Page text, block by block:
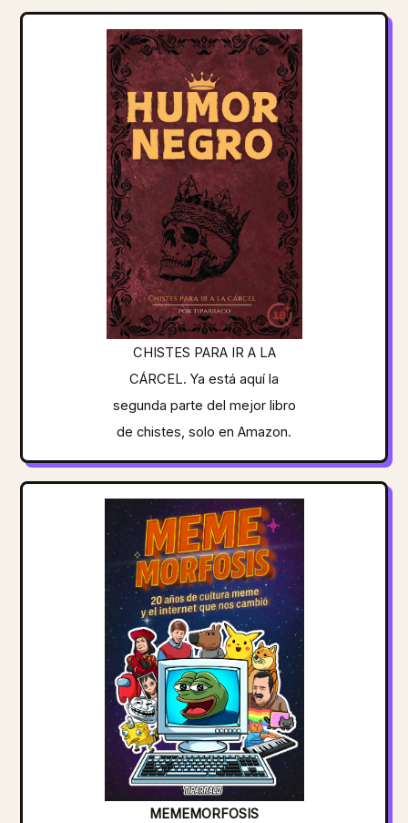
CHISTES PARA IR A LA
CÁRCEL. Ya está aquí la
segunda parte del mejor libro
de chistes, solo en Amazon.
MEMEMORFOSIS